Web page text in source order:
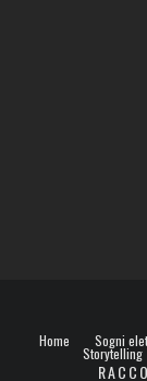
Home Sogni
Storytelling